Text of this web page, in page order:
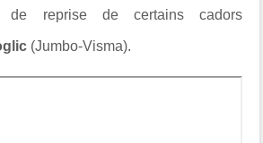
reprise de certains cadors
(Jumbo-Visma).